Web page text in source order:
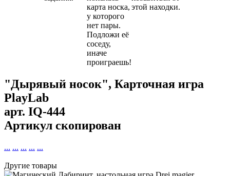
карта носка,
у которого
нет пары.
Подложи её
соседу,
иначе
проиграешь!
этой находки.
"Дырявый носок", Карточная игра
PlayLab
арт. IQ-444
Артикул скопирован
... ... ... ... ...
Другие товары